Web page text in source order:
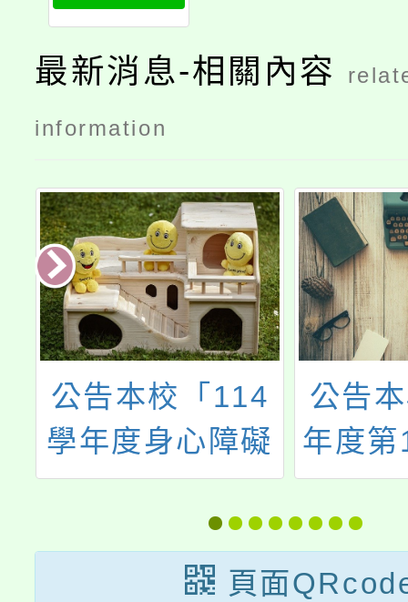
最新消息-相關內容
information
公告本校「114
學年度身心障礙
特殊教育服務方
案」特教學生助
理人員服務第
公告
年度
次本
援工
頁面